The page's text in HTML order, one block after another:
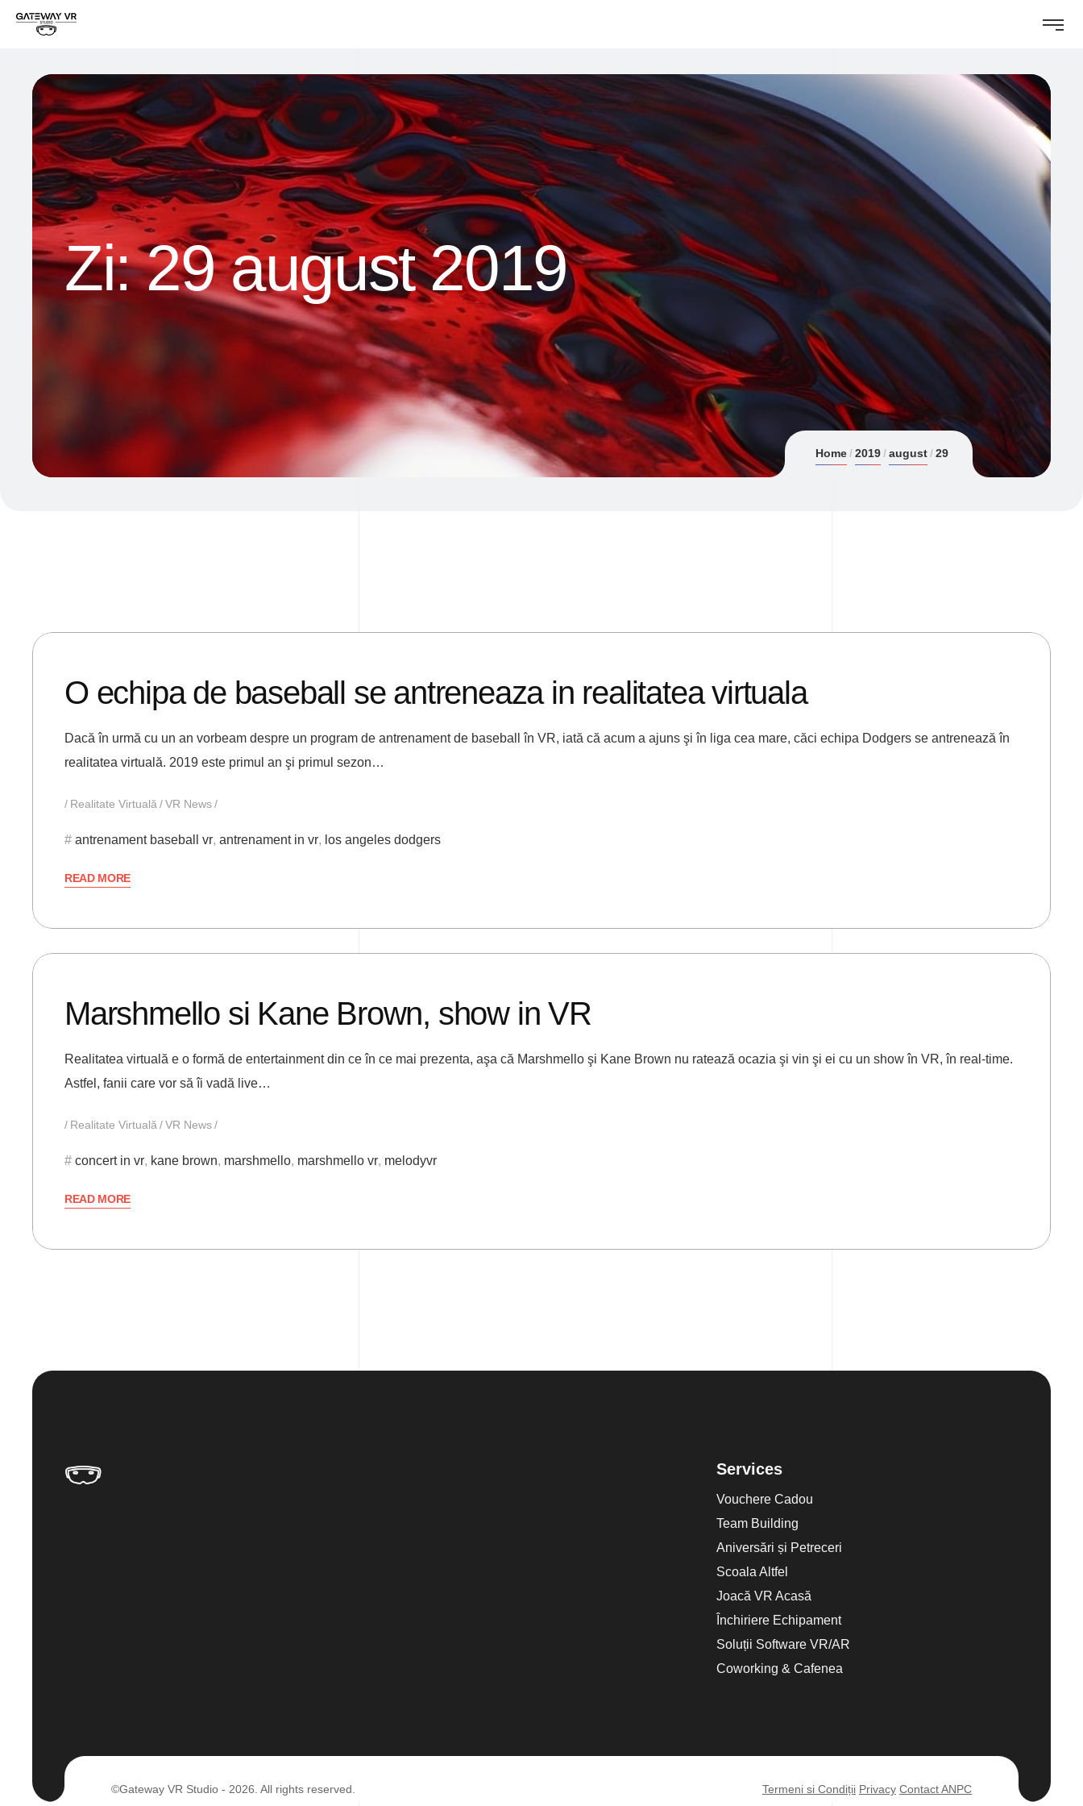
Zi:29 august 2019
Home 2019 august 29
O echipa de baseball se antreneaza in realitatea virtuala
Dacă în urmă cu un an vorbeam despre un program de antrenament de baseball în VR, iată că acum a ajuns şi în liga cea mare, căci echipa Dodgers se antrenează în
realitatea virtuală. 2019 este primul an şi primul sezon…
Realitate Virtuală VR News
antrenament baseball vr, antrenament in vr, los angeles dodgers
READ MORE
Marshmello si Kane Brown, show in VR
Realitatea virtuală e o formă de entertainment din ce în ce mai prezenta, aşa că Marshmello şi Kane Brown nu ratează ocazia şi vin şi ei cu un show în VR, în real-time.
Astfel, fanii care vor să îi vadă live…
Realitate Virtuală VR News
concert in vr, kane brown, marshmello, marshmello vr, melodyvr
READ MORE
Services
Vouchere Cadou
Team Building
Aniversări și Petreceri
Scoala Altfel
Joacă VR Acasă
Închiriere Echipament
Soluții Software VR/AR
Coworking & Cafenea
©Gateway VR Studio - 2026. All rights reserved. Termeni si Condiții Privacy Contact ANPC